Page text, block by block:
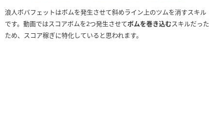
浪人ボバフェットはボムを発生させて斜めライン上のツムを消すスキル
です。動画ではスコアボムを2つ発生させてボムを巻き込むスキルだった
ため、スコア稼ぎに特化していると思われます。